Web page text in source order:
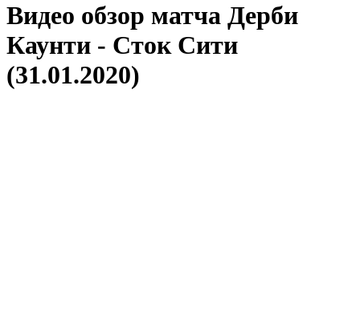
Видео обзор матча Дерби
Каунти - Сток Сити
(31.01.2020)